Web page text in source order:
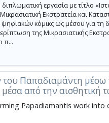
εργασία με τίτλο
Εκστρατεία και
κόμικς ως μέσου για τη
της Μικρασιατικής
π...
Παπαδιαμάντη μέσω
από την αισθητική
Papadiamantis work into